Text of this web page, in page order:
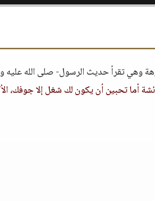
وهي تقرأ حديث الرسول- صلى الله عليه
أما تحبين أن يكون لك شغل إلا جوفك،